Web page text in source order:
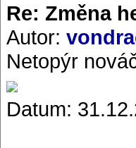
Re: Změna
Autor:
Netopýr
Datum: